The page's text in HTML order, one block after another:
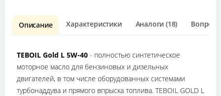
Описание Характеристики Аналоги (18) Вопрос
TEBOIL Gold L 5W-40 - полностью синтетическое
моторное масло для бензиновых и дизельных
двигателей, в том числе оборудованных системами
турбонаддува и прямого впрыска топлива. TEBOIL GOLD L